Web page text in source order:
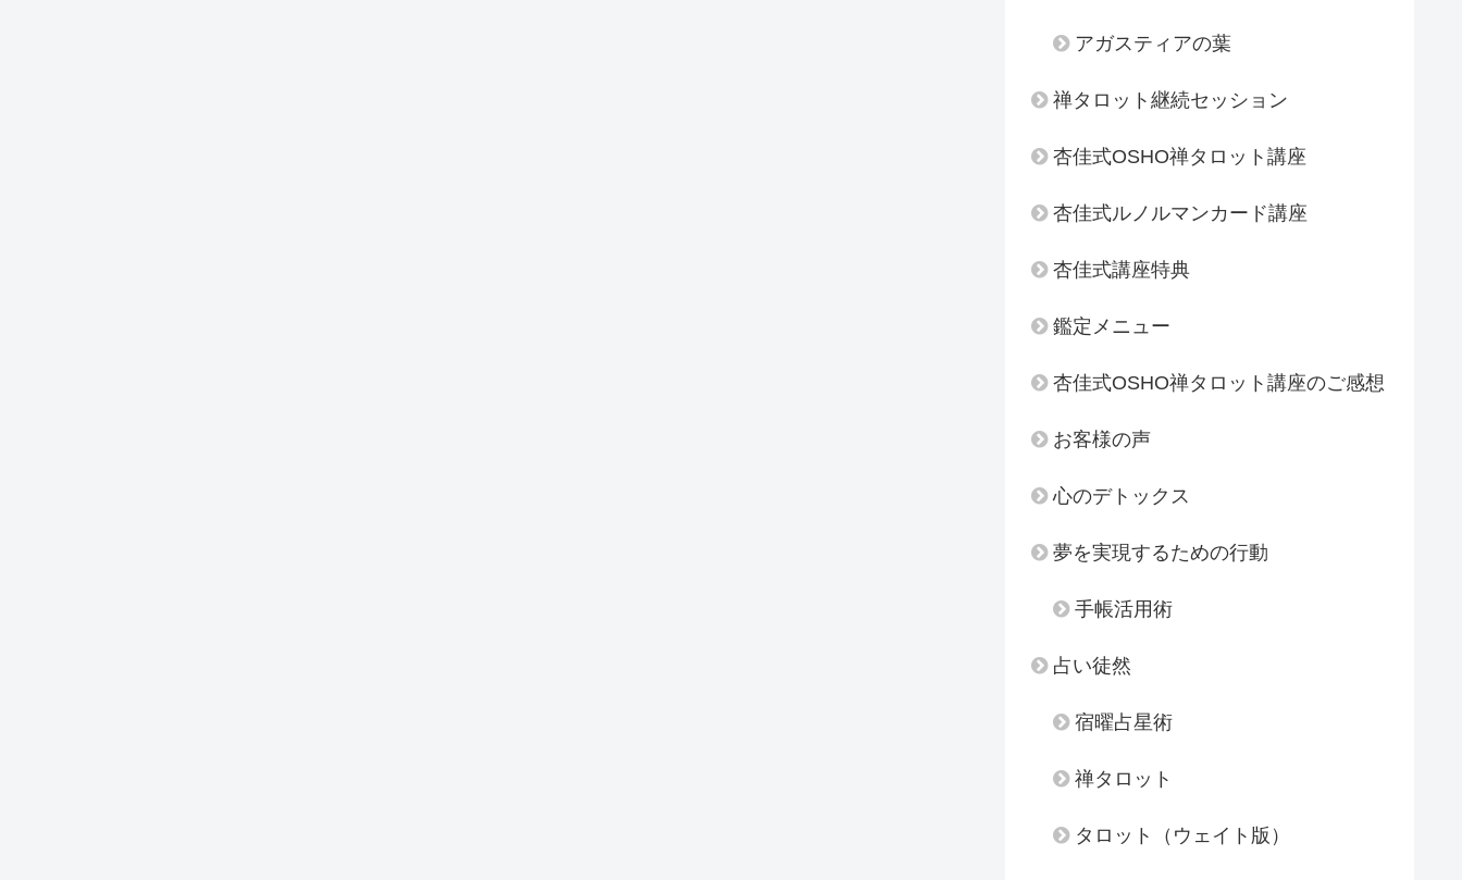
アガスティアの葉
禅タロット継続セッション
杏佳式OSHO禅タロット講座
杏佳式ルノルマンカード講座
杏佳式講座特典
鑑定メニュー
杏佳式OSHO禅タロット講座のご感想
お客様の声
心のデトックス
夢を実現するための行動
手帳活用術
占い徒然
宿曜占星術
禅タロット
タロット（ウェイト版）